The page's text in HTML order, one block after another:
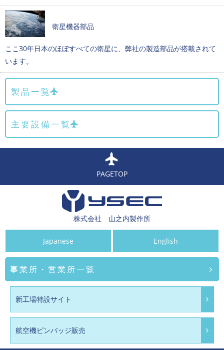
衛星機器部品
ここ30年日本のほぼすべての衛星に、弊社の製造部品が搭載されて
います。
製品一覧
主要設備一覧
PAGETOP
株式会社 山之内製作所
Japanese English
事業所・営業所一覧
新工場特設サイト
航空機ピンバッジ販売